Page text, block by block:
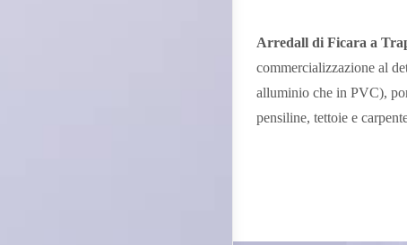
Arredall di Ficara a
commercializzazione al
alluminio che in PVC),
pensiline, tettoie e